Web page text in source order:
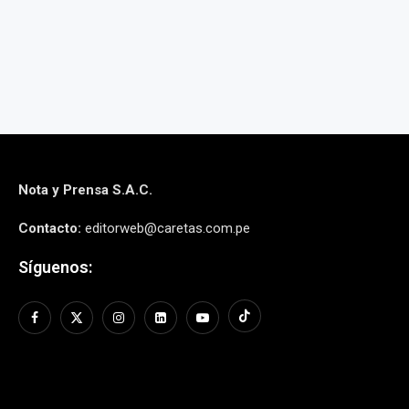
Nota y Prensa S.A.C.
Contacto: editorweb@caretas.com.pe
Síguenos: